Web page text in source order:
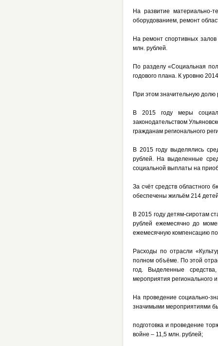
На развитие материально-
оборудованием, ремонт
На ремонт спортивных
млн. рублей.
По разделу «Социальная
годового плана. К уровню
При этом значительную
В 2015 году меры
законодательством
гражданам регионального
В 2015 году выделялись
рублей. На выделенные
социальной выплаты на
За счёт средств областного
обеспечены жильём 214
В 2015 году детям-сиротам
рублей ежемесячно до
ежемесячную компенсацию
Расходы по отрасли
полном объёме. По этой
год. Выделенные
мероприятия регионального
На проведение социально-
значимыми мероприятиями
подготовка и проведение
войне – 11,5 млн. рублей;